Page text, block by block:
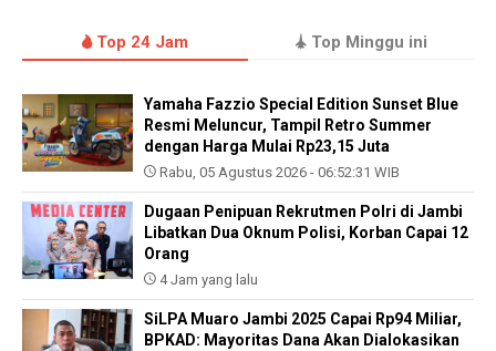
Top 24 Jam Top Minggu ini
Yamaha Fazzio Special Edition Sunset Blue
Resmi Meluncur, Tampil Retro Summer
dengan Harga Mulai Rp23,15 Juta
Rabu, 05 Agustus 2026 - 06:52:31 WIB
Dugaan Penipuan Rekrutmen Polri di Jambi
Libatkan Dua Oknum Polisi, Korban Capai 12
Orang
4 Jam yang lalu
SiLPA Muaro Jambi 2025 Capai Rp94 Miliar,
BPKAD: Mayoritas Dana Akan Dialokasikan